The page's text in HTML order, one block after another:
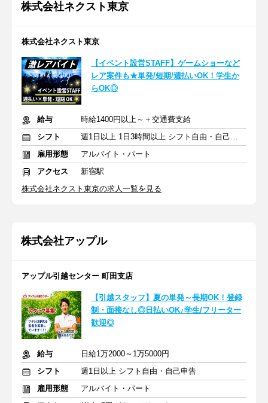
株式会社ネクスト東京
株式会社ネクスト東京
【イベント設営STAFF】ゲームショーなど
レア案件も★単発/短期/週払いOK！学生か
らOK◎
給与
時給1400円以上～＋交通費支給
シフト
週1日以上 1日3時間以上 シフト自由・自己申告
雇用形態
アルバイト・パート
アクセス
新宿駅
株式会社ネクスト東京の求人一覧を見る
株式会社アップル
アップル引越センター 町田支店
【引越スタッフ】夏の単発～長期OK！登録
制・面接なし◎日払いOK♪学生/フリーター
歓迎◎
給与
日給1万2000～1万5000円
シフト
週1日以上 シフト自由・自己申告
雇用形態
アルバイト・パート